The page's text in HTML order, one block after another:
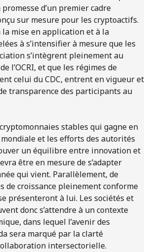
promesse d’un premier cadre
sur mesure pour les cryptoactifs.
la mise en application et à la
à s’intensifier à mesure que les
s’intègrent pleinement au
l’OCRI, et que les régimes de
celui du CDC, entrent en vigueur et
transparence des participants au
stables qui gagne en
mondiale et les efforts des autorités
un équilibre entre innovation et
être en mesure de s’adapter
qui vient. Parallèlement, de
de croissance pleinement conforme
présenteront à lui. Les sociétés et
donc s’attendre à un contexte
dans lequel l’avenir des
sera marqué par la clarté
intersectorielle.